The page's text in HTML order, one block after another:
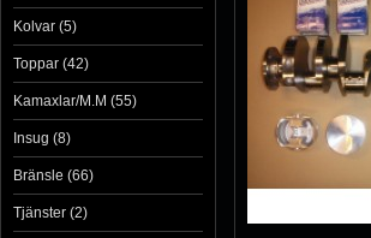
Kolvar (5)
Toppar (42)
Kamaxlar/M.M (55)
Insug (8)
Bränsle (66)
Tjänster (2)